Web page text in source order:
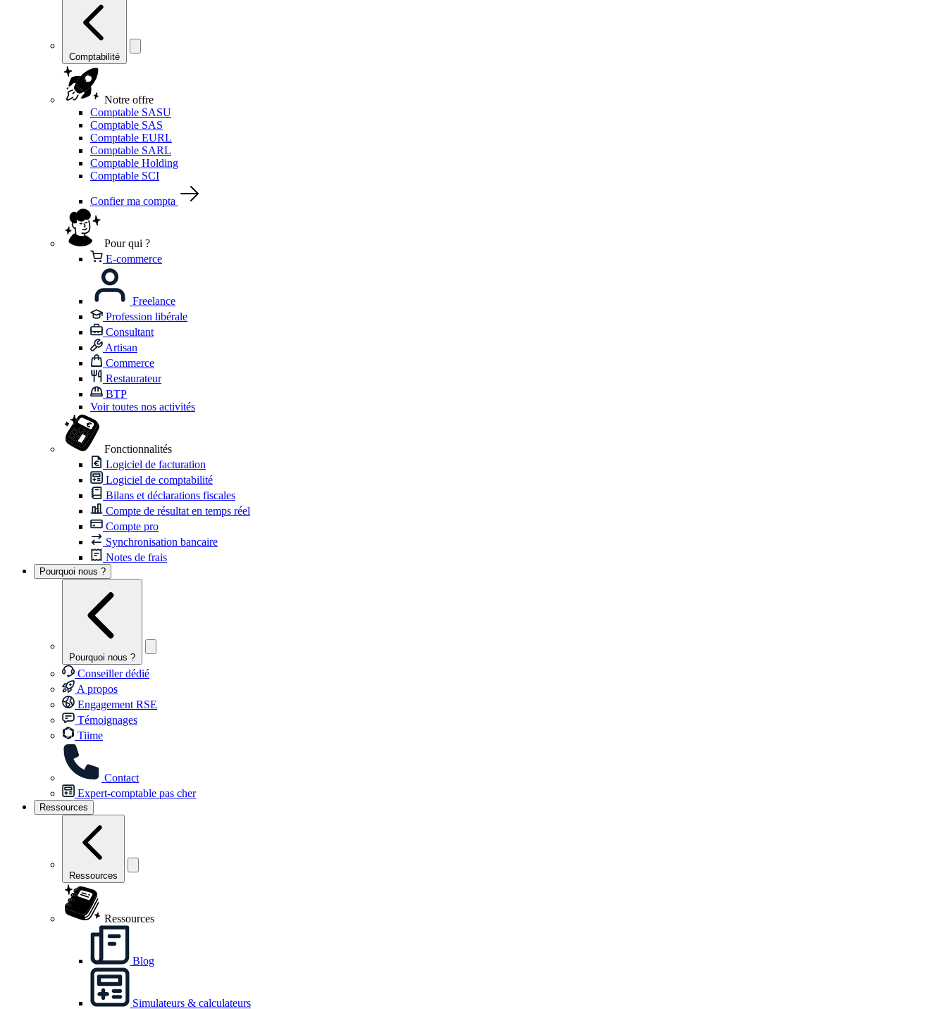
Comptabilité
Notre offre
Comptable SASU
Comptable SAS
Comptable EURL
Comptable SARL
Comptable Holding
Comptable SCI
Confier ma compta
Pour qui ?
E-commerce
Freelance
Profession libérale
Consultant
Artisan
Commerce
Restaurateur
BTP
Voir toutes nos activités
Fonctionnalités
Logiciel de facturation
Logiciel de comptabilité
Bilans et déclarations fiscales
Compte de résultat en temps réel
Compte pro
Synchronisation bancaire
Notes de frais
Pourquoi nous ?
Pourquoi nous ?
Conseiller dédié
A propos
Engagement RSE
Témoignages
Tiime
Contact
Expert-comptable pas cher
Ressources
Ressources
Ressources
Blog
Simulateurs & calculateurs